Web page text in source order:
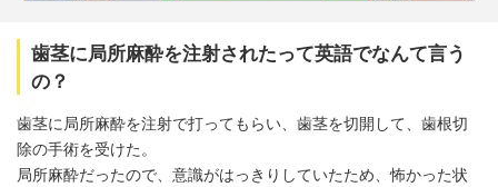
歯茎に局所麻酔を注射されたって英語でなんて言う
の？
歯茎に局所麻酔を注射で打ってもらい、歯茎を切開して、歯根切
除の手術を受けた。
局所麻酔だったので、意識がはっきりしていたため、怖かった状